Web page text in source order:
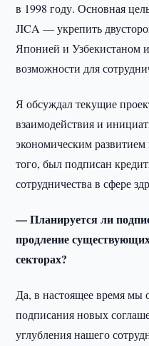
в 1998 году. Основная
JICA — укрепить
Японией и Узбекистаном
возможности для
Я обсуждал текущие
взаимодействия и
экономическим
того, был подписан
сотрудничества в сфере
— Планируется ли
продление
секторах?
Да, в настоящее время мы
подписания новых
углубления нашего